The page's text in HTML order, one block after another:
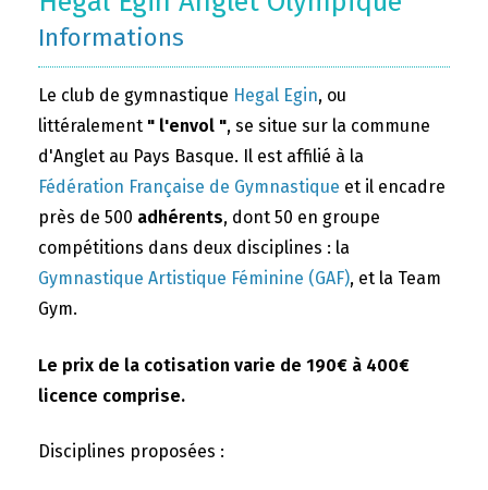
Informations
Le club de gymnastique Hegal Egin, ou
littéralement " l'envol ", se situe sur la commune
d'Anglet au Pays Basque. Il est affilié à la
Fédération Française de Gymnastique et il encadre
près de 500 adhérents, dont 50 en groupe
compétitions dans deux disciplines : la
Gymnastique Artistique Féminine (GAF), et la Team
Gym.
Le prix de la cotisation varie de 190€ à 400€
licence comprise.
Disciplines proposées :